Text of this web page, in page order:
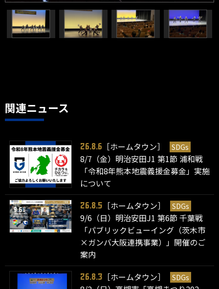
関連ニュース
26.8.6 ［ホームタウン］ SDGs
8/7（金）明治安田J1 第1節 浦和戦
「令和8年熊本地震義援金募金」実施
について
26.8.5 ［ホームタウン］ SDGs
9/6（日）明治安田J1 第6節 千葉戦
「パブリックビューイング（茨木市
×ガンバ大阪連携事業）」開催のご
案内
26.8.3 ［ホームタウン］ SDGs